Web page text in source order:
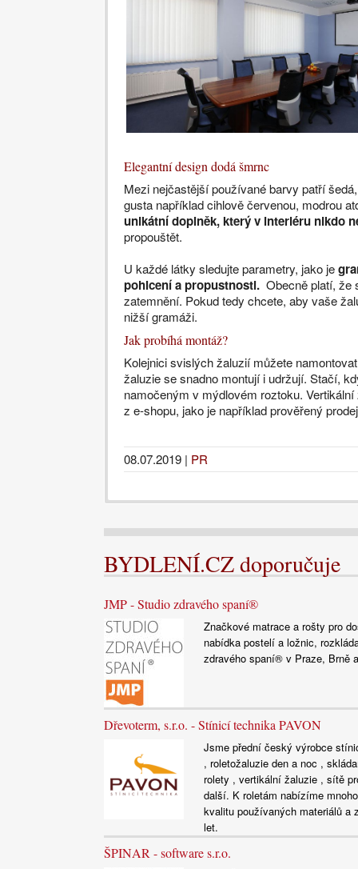
Elegantní design dodá šmrnc
Mezi nejčastější používané barvy patří
gusta například cihlově červenou, modrou
unikátní doplněk, který v interiéru nikdo
propouštět.
U každé látky sledujte parametry, jako je
pohlcení a propustnosti. Obecně platí, že
zatemnění. Pokud tedy chcete, aby vaše
nižší gramáži.
Jak probíhá montáž?
Kolejnici svislých žaluzií můžete
žaluzie se snadno montují i udržují. Stačí,
namočeným v mýdlovém roztoku.
z e-shopu, jako je například prověřený
08.07.2019 | PR
BYDLENÍ.CZ doporučuje
JMP - Studio zdravého spaní®
Značkové matrace a rošty pro
nabídka postelí a ložnic,
zdravého spaní® v Praze, Brně
Dřevoterm, s.r.o. - Stínicí technika PAVON
Jsme přední český výrobce
, roletožaluzie den a noc ,
rolety , vertikální žaluzie , sítě
další. K roletám nabízíme
kvalitu používaných materiálů a
let.
ŠPINAR - software s.r.o.